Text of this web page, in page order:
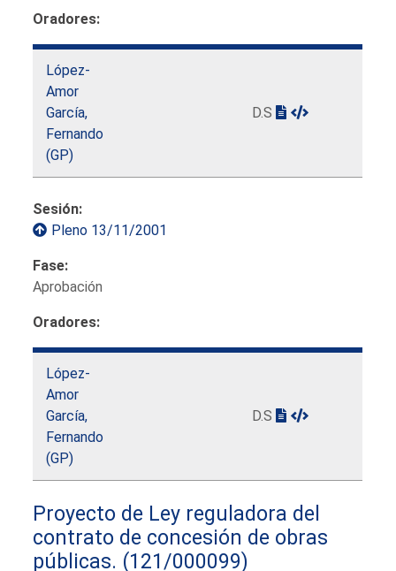
Oradores:
López-
Amor
García,
Fernando
(GP)
D.S
Sesión:
Pleno 13/11/2001
Fase:
Aprobación
Oradores:
López-
Amor
García,
Fernando
(GP)
D.S
Proyecto de Ley reguladora del
contrato de concesión de obras
públicas. (121/000099)